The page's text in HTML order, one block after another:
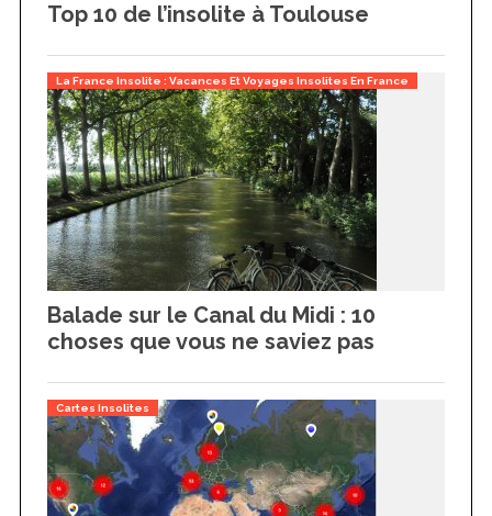
Top 10 de l’insolite à Toulouse
La France Insolite : Vacances Et Voyages Insolites En France
Balade sur le Canal du Midi : 10
choses que vous ne saviez pas
Cartes Insolites